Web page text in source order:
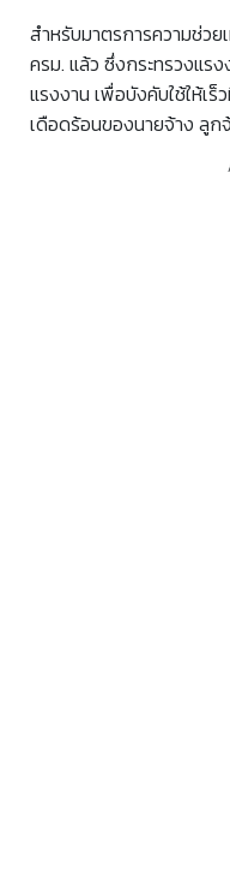
สำหรับมาตรการความช่ว
ครม. แล้ว ซึ่งกระทรวงแร
แรงงาน เพื่อบังคับใช้ให้เ
เดือดร้อนของนายจ้าง ลูก